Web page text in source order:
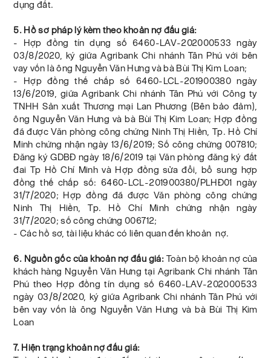
dụng đất.
5. Hồ sơ pháp lý kèm theo khoản nợ đấu giá:
- Hợp đồng tín dụng số 6460-LAV-202000533 ngày
03/8/2020, ký giữa Agribank Chi nhánh Tân Phú với bên
vay vốn là ông Nguyễn Văn Hưng và bà Bùi Thị Kim Loan;
- Hợp đồng thế chấp số 6460-LCL-201900380 ngày
13/6/2019, giữa Agribank Chi nhánh Tân Phú với Công ty
TNHH Sản xuất Thương mại Lan Phương (Bên bảo đảm),
ông Nguyễn Văn Hưng và bà Bùi Thị Kim Loan; Hợp đồng
đã được Văn phòng công chứng Ninh Thị Hiền, Tp. Hồ Chí
Minh chứng nhận ngày 13/6/2019; Số công chứng 007810;
Đăng ký GDBĐ ngày 18/6/2019 tại Văn phòng đăng ký đất
đai Tp Hồ Chí Minh và Hợp đồng sửa đổi, bổ sung hợp
đồng thế chấp số: 6460-LCL-201900380/PLHĐ01 ngày
31/7/2020; Hợp đồng đã được Văn phòng công chứng
Ninh Thị Hiền, Tp. Hồ Chí Minh chứng nhận ngày
31/7/2020; số công chứng 006712;
- Các hồ sơ, tài liệu khác có liên quan đến khoản nợ.
6. Nguồn gốc của khoản nợ đấu giá: Toàn bộ khoản nợ của
khách hàng Nguyễn Văn Hưng tại Agribank Chi nhánh Tân
Phú theo Hợp đồng tín dụng số 6460-LAV-202000533
ngày 03/8/2020, ký giữa Agribank Chi nhánh Tân Phú với
bên vay vốn là ông Nguyễn Văn Hưng và bà Bùi Thị Kim
Loan
7. Hiện trạng khoản nợ đấu giá: